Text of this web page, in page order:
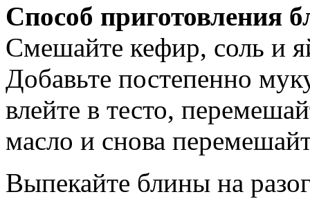
Способ приготовления
Смешайте кефир, соль и
Добавьте постепенно
влейте в тесто,
масло и снова
Выпекайте блины на